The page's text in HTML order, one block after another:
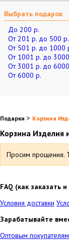
Выбрать подарок
До 200 р.
От 201 р. до 500 р.
От 501 р. до 1000
От 1001 р. до
От 3001 р. до
От 6000 р.
Подарки > Корзина
Корзина Изделия
Просим прощения.
FAQ (как заказать
Условия доставки
Зарабатывайте
Оптовым покупателям